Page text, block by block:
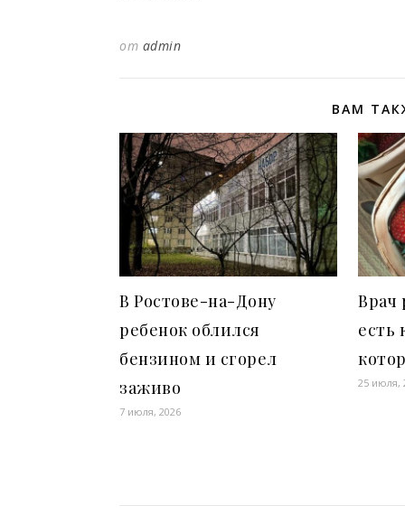
от admin
ВАМ
В Ростове-на-Дону
ребенок облился
бензином и сгорел
заживо
7 июля, 2026
Врач
есть
25 июля,